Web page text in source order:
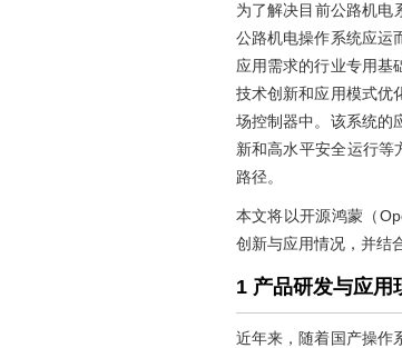
为了解决目前公路机电
公路机电操作系统应运
应用需求的行业专用基
技术创新和应用模式优
场控制器中。该系统的
新和高水平安全运行等
路径。
本文将以开源鸿蒙（
创新与应用情况，并结
1 产品研发与应用
近年来，随着国产操作